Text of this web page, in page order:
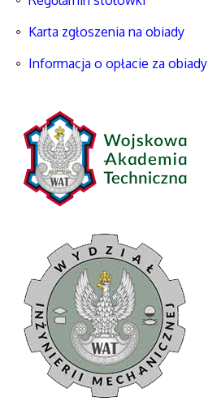
Karta zgłoszenia na obiady
Informacja o opłacie za obiady